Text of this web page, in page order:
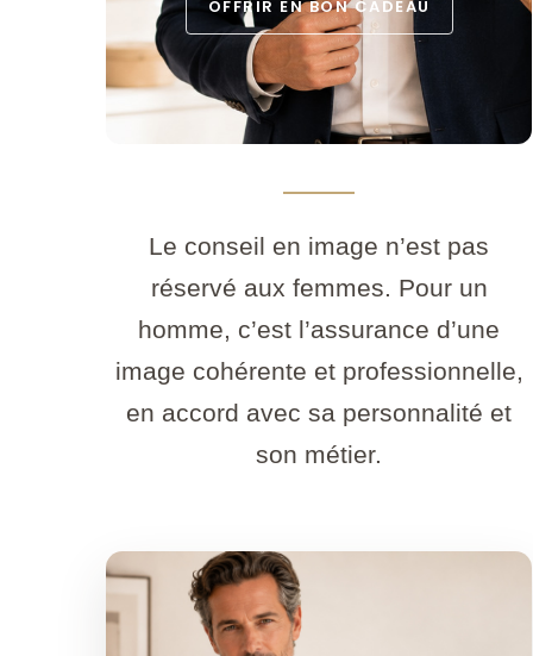
OFFRIR EN BON CADEAU
Le conseil en image n’est pas
réservé aux femmes. Pour un
homme, c’est l’assurance d’une
image cohérente et professionnelle,
en accord avec sa personnalité et
son métier.